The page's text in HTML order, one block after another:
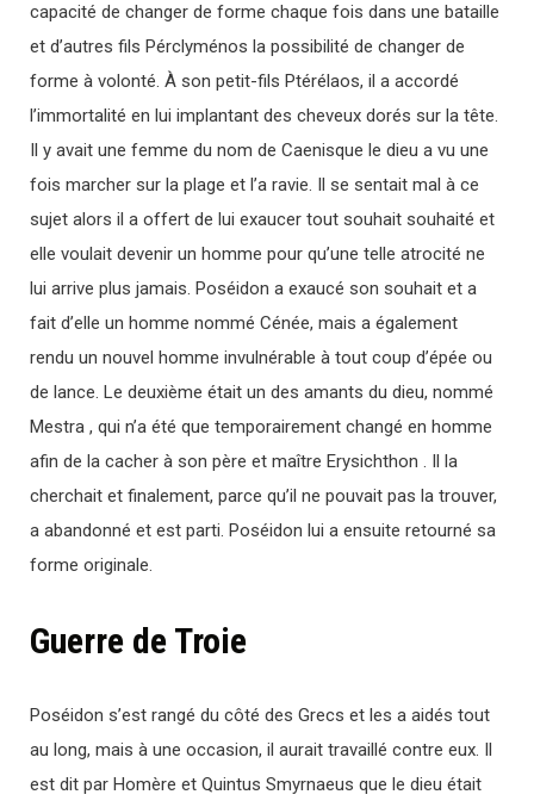
capacité de changer de forme chaque fois dans une bataille
et d’autres fils Pérclyménos la possibilité de changer de
forme à volonté. À son petit-fils Ptérélaos, il a accordé
l’immortalité en lui implantant des cheveux dorés sur la tête.
Il y avait une femme du nom de Caenisque le dieu a vu une
fois marcher sur la plage et l’a ravie. Il se sentait mal à ce
sujet alors il a offert de lui exaucer tout souhait souhaité et
elle voulait devenir un homme pour qu’une telle atrocité ne
lui arrive plus jamais. Poséidon a exaucé son souhait et a
fait d’elle un homme nommé Cénée, mais a également
rendu un nouvel homme invulnérable à tout coup d’épée ou
de lance. Le deuxième était un des amants du dieu, nommé
Mestra , qui n’a été que temporairement changé en homme
afin de la cacher à son père et maître Erysichthon . Il la
cherchait et finalement, parce qu’il ne pouvait pas la trouver,
a abandonné et est parti. Poséidon lui a ensuite retourné sa
forme originale.
Guerre de Troie
Poséidon s’est rangé du côté des Grecs et les a aidés tout
au long, mais à une occasion, il aurait travaillé contre eux. Il
est dit par Homère et Quintus Smyrnaeus que le dieu était